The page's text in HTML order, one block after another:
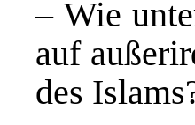
– Wie
auf
des